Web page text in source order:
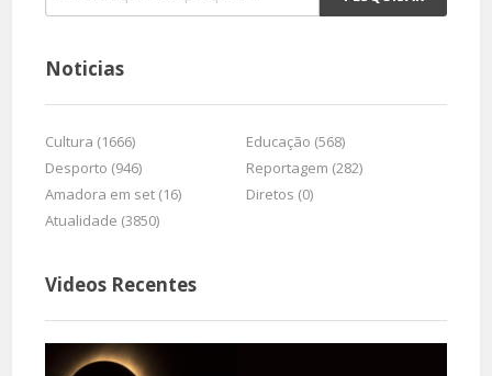
Noticias
Cultura (1666)
Educação (568)
Desporto (946)
Reportagem (282)
Amadora em set (16)
Diretos (0)
Atualidade (3850)
Videos Recentes